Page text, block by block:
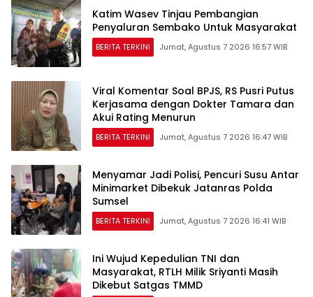
Katim Wasev Tinjau Pembangian
Penyaluran Sembako Untuk Masyarakat
BERITA TERKINI Jumat, Agustus 7 2026 16:57 WIB
Viral Komentar Soal BPJS, RS Pusri Putus
Kerjasama dengan Dokter Tamara dan
Akui Rating Menurun
BERITA TERKINI Jumat, Agustus 7 2026 16:47 WIB
Menyamar Jadi Polisi, Pencuri Susu Antar
Minimarket Dibekuk Jatanras Polda
Sumsel
BERITA TERKINI Jumat, Agustus 7 2026 16:41 WIB
Ini Wujud Kepedulian TNI dan
Masyarakat, RTLH Milik Sriyanti Masih
Dikebut Satgas TMMD